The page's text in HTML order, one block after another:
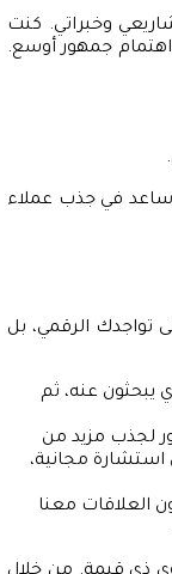
وخبراتي. كنت
اهتمام جمهور أوسع.
ساعد في جذب عملاء
تواجدك الرقمي، بل
يبحثون عنه، ثم
لجذب مزيد من
مجانية،
العلاقات معنا